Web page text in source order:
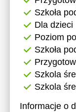
Szkoła
Dla dzieci
Poziom
Szkoła
Szkola
Szkola
Informacje o
15:00
16:00
16:30
17:00
17:30